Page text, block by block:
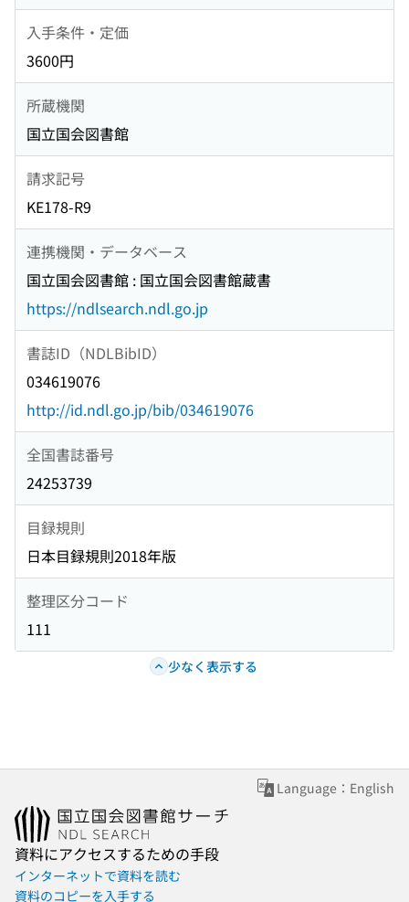
入手条件・定価
3600円
所蔵機関
国立国会図書館
請求記号
KE178-R9
連携機関・データベース
国立国会図書館 : 国立国会図書館蔵書
https://ndlsearch.ndl.go.jp
書誌ID（NDLBibID）
034619076
http://id.ndl.go.jp/bib/034619076
全国書誌番号
24253739
目録規則
日本目録規則2018年版
整理区分コード
111
少なく表示する
Language：English
資料にアクセスするための手段
インターネットで資料を読む
資料のコピーを入手する